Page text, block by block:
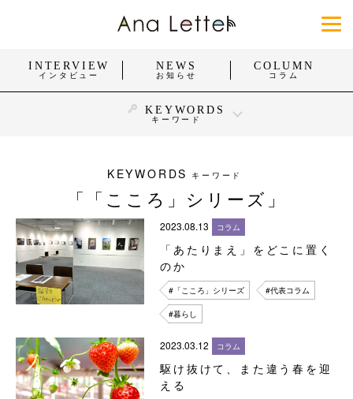
INTERVIEW
インタビュー
NEWS
お知らせ
COLUMN
コラム
KEYWORDS
キーワード
#団体・活動 #企業・お店
#福祉施設・医療施設
すべてを見る
KEYWORDS キーワード
「「こころ」シリーズ」
2023.08.13 コラム
「あたりまえ」をどこに置く
のか
#「こころ」シリーズ #代表コラム
#暮らし
2023.03.12 コラム
駆け抜けて、また違う春を迎
える